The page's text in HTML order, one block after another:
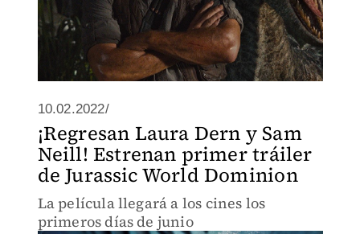
10.02.2022/
¡Regresan Laura Dern y Sam
Neill! Estrenan primer tráiler
de Jurassic World Dominion
La película llegará a los cines los
primeros días de junio